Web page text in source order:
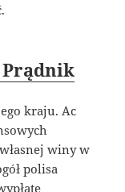
kraju. Ac
winy w
polisa